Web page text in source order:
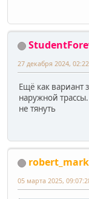
27 декабря 2024,
Ещё как вариант
наружной
не тянуть
05 марта 2025,